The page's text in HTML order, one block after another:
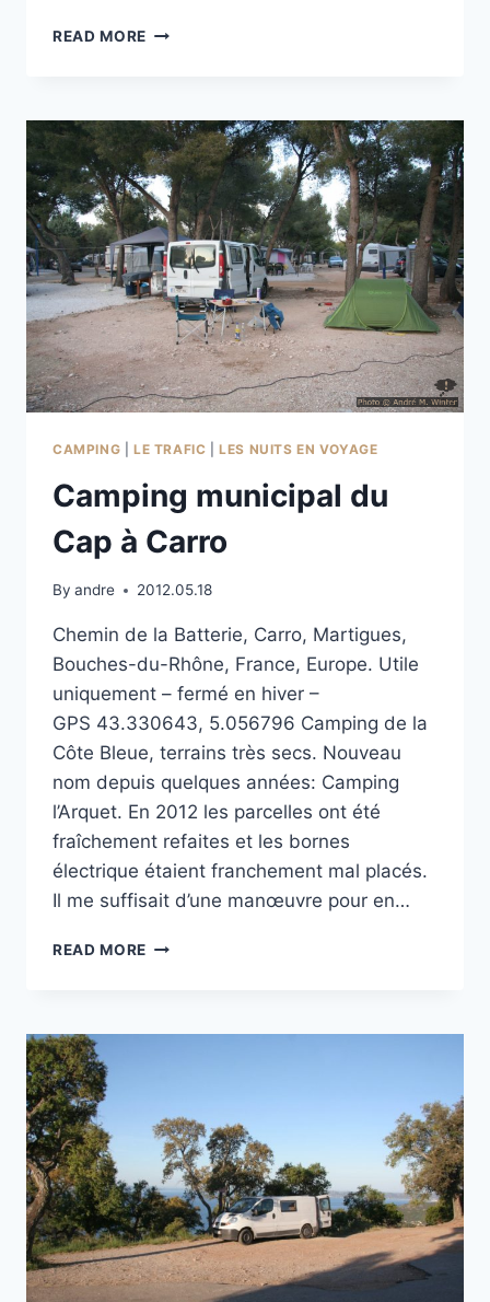
READ MORE PARKING
CAMPING LE TRAFIC |LES NUITS EN VOYAGE
Camping municipal du
Cap à Carro
By andre 2012.05.18
Chemin de la Batterie, Carro, Martigues,
Bouches-du-Rhône, France, Europe. Utile
uniquement – fermé en hiver –
GPS 43.330643, 5.056796 Camping de la
Côte Bleue, terrains très secs. Nouveau
nom depuis quelques années: Camping
l’Arquet. En 2012 les parcelles ont été
fraîchement refaites et les bornes
électrique étaient franchement mal placés.
Il me suffisait d’une manœuvre pour en…
READ MORE CAMPING
À